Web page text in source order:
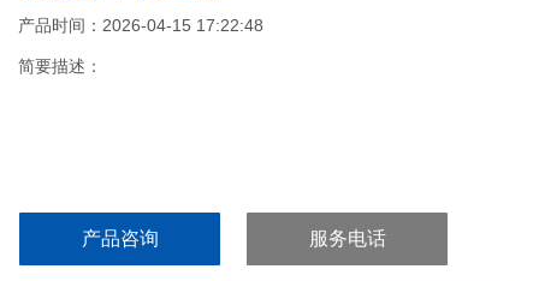
产品时间：2026-04-15 17:22:48
简要描述：
产品咨询 服务电话